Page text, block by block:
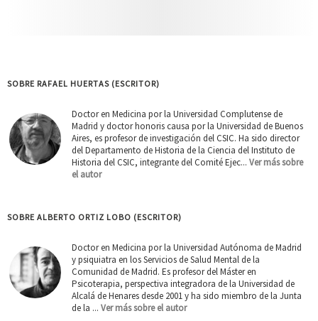
SOBRE RAFAEL HUERTAS (ESCRITOR)
Doctor en Medicina por la Universidad Complutense de
Madrid y doctor honoris causa por la Universidad de Buenos
Aires, es profesor de investigación del CSIC. Ha sido director
del Departamento de Historia de la Ciencia del Instituto de
Historia del CSIC, integrante del Comité Ejec... Ver más sobre
el autor
SOBRE ALBERTO ORTIZ LOBO (ESCRITOR)
Doctor en Medicina por la Universidad Autónoma de Madrid
y psiquiatra en los Servicios de Salud Mental de la
Comunidad de Madrid. Es profesor del Máster en
Psicoterapia, perspectiva integradora de la Universidad de
Alcalá de Henares desde 2001 y ha sido miembro de la Junta
de la ... Ver más sobre el autor